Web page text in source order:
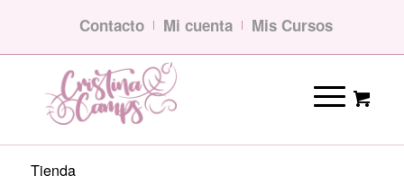
Contacto Mi cuenta Mis Cursos
Tienda